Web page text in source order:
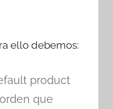
ello debemos:
product
que